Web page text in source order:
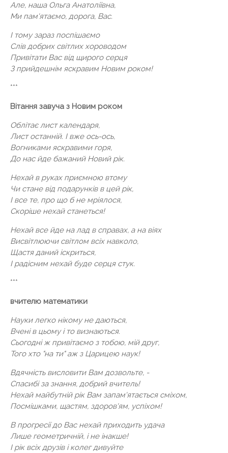
Але, наша Ольга Анатоліївна,
Ми пам'ятаємо, дорога, Вас.
І тому зараз поспішаємо
Слів добрих світлих хороводом
Привітати Вас від щирого серця
З прийдешнім яскравим Новим роком!
***
Вітання завуча з Новим роком
Облітає лист календаря,
Лист останній. І вже ось-ось,
Вогниками яскравими горя,
До нас йде бажаний Новий рік.
Нехай в руках приємною втому
Чи стане від подарунків в цей рік,
І все те, про що б не мріялося,
Скоріше нехай станеться!
Нехай все йде на лад в справах, а на віях
Висвітлюючи світлом всіх навколо,
Щастя даний іскриться,
І радісним нехай буде серця стук.
***
вчителю математики
Науки легко нікому не даються,
Вчені в цьому і то визнаються.
Сьогодні ж привітаємо з тобою, мій друг,
Того хто "на ти" аж з Царицею наук!
Вдячність висловити Вам дозвольте, -
Спасибі за знання, добрий вчитель!
Нехай майбутній рік Вам запам'ятається сміхом,
Посмішками, щастям, здоров'ям, успіхом!
В прогресії до Вас нехай приходить удача
Лише геометричній, і не інакше!
І рік всіх друзів і колег дивуйте